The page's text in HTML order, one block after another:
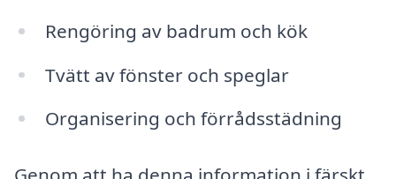
Rengöring av badrum och kök
Tvätt av fönster och speglar
Organisering och förrådsstädning